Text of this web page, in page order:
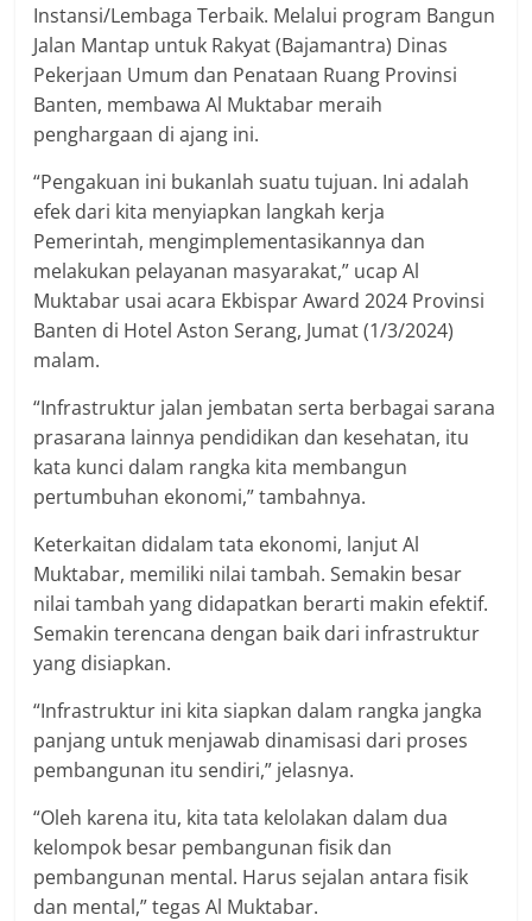
Instansi/Lembaga Terbaik. Melalui program Bangun
Jalan Mantap untuk Rakyat (Bajamantra) Dinas
Pekerjaan Umum dan Penataan Ruang Provinsi
Banten, membawa Al Muktabar meraih
penghargaan di ajang ini.
“Pengakuan ini bukanlah suatu tujuan. Ini adalah
efek dari kita menyiapkan langkah kerja
Pemerintah, mengimplementasikannya dan
melakukan pelayanan masyarakat,” ucap Al
Muktabar usai acara Ekbispar Award 2024 Provinsi
Banten di Hotel Aston Serang, Jumat (1/3/2024)
malam.
“Infrastruktur jalan jembatan serta berbagai sarana
prasarana lainnya pendidikan dan kesehatan, itu
kata kunci dalam rangka kita membangun
pertumbuhan ekonomi,” tambahnya.
Keterkaitan didalam tata ekonomi, lanjut Al
Muktabar, memiliki nilai tambah. Semakin besar
nilai tambah yang didapatkan berarti makin efektif.
Semakin terencana dengan baik dari infrastruktur
yang disiapkan.
“Infrastruktur ini kita siapkan dalam rangka jangka
panjang untuk menjawab dinamisasi dari proses
pembangunan itu sendiri,” jelasnya.
“Oleh karena itu, kita tata kelolakan dalam dua
kelompok besar pembangunan fisik dan
pembangunan mental. Harus sejalan antara fisik
dan mental,” tegas Al Muktabar.